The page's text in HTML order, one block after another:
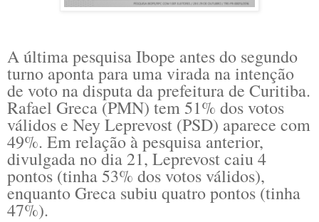
A última pesquisa Ibope antes do segundo
turno aponta para uma virada na intenção
de voto na disputa da prefeitura de Curitiba.
Rafael Greca (PMN) tem 51% dos votos
válidos e Ney Leprevost (PSD) aparece com
49%. Em relação à pesquisa anterior,
divulgada no dia 21, Leprevost caiu 4
pontos (tinha 53% dos votos válidos),
enquanto Greca subiu quatro pontos (tinha
47%).